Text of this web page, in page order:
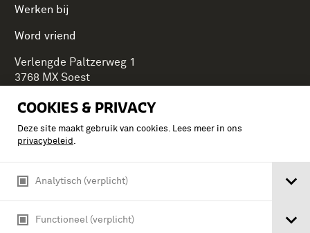
COOKIES & PRIVACY
Deze site maakt gebruik van cookies. Lees meer in ons
privacybeleid .
Analytisch (verplicht)
Functioneel (verplicht)
Werken bij
Word vriend
Verlengde Paltzerweg 1
3768 MX Soest
Onderdeel van Stichting Koninklijke Defensiemusea,